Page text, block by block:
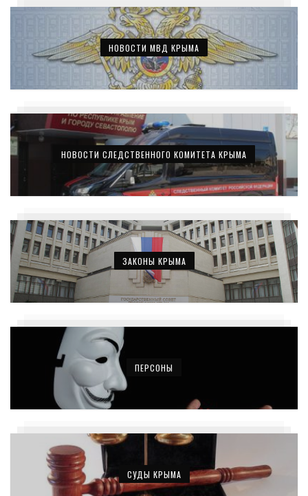
НОВОСТИ МВД КРЫМА
НОВОСТИ СЛЕДСТВЕННОГО КОМИТЕТА КРЫМА
ЗАКОНЫ КРЫМА
ПЕРСОНЫ
СУДЫ КРЫМА